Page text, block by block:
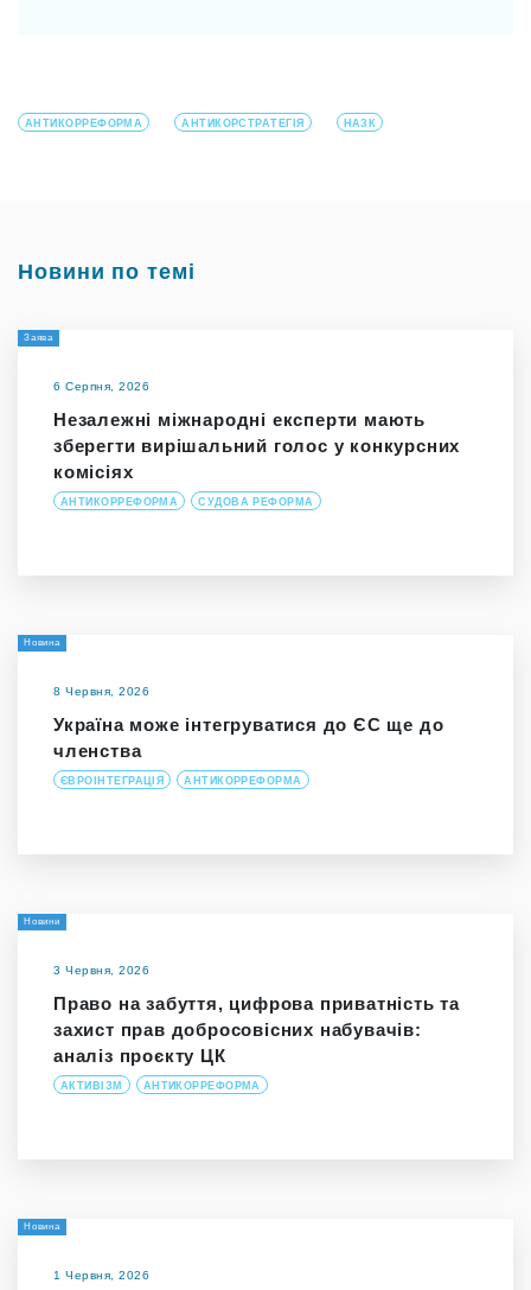
АНТИКОРРЕФОРМА АНТИКОРСТРАТЕГІЯ НАЗК
Новини по темі
Заява
6 Серпня, 2026
Незалежні міжнародні експерти мають
зберегти вирішальний голос у конкурсних
комісіях
АНТИКОРРЕФОРМА СУДОВА РЕФОРМА
Новина
8 Червня, 2026
Україна може інтегруватися до ЄС ще до
членства
ЄВРОІНТЕГРАЦІЯ АНТИКОРРЕФОРМА
Новини
3 Червня, 2026
Право на забуття, цифрова приватність та
захист прав добросовісних набувачів:
аналіз проєкту ЦК
АКТИВІЗМ АНТИКОРРЕФОРМА
Новина
1 Червня, 2026